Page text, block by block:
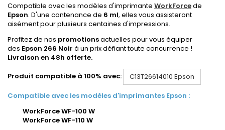
Compatible avec les modèles d'imprimante WorkForcede
Epson. D'une contenance de 6 ml, elles vous assisteront
aisément pour plusieurs centaines d'impressions.
Profitez de nos promotionsactuelles pour vous équiper
des Epson 266 Noir à un prix défiant toute concurrence !
Livraison en 48h offerte.
Produit compatible à 100% avec:
C13T26614010 Epson
Compatible avec les modèles d'imprimantes Epson :
WorkForce WF-100 W
WorkForce WF-110 W